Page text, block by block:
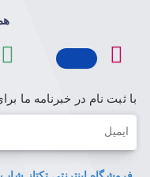
با ثبت نام در خبرنامه ما
ایمیل